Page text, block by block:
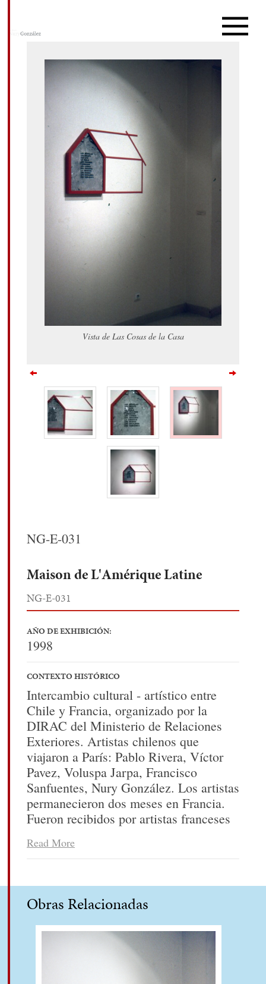
Vista de Las Cosas de la Casa
NG-E-031
Maison de L'Amérique Latine
NG-E-031
AÑO DE EXHIBICIÓN:
1998
CONTEXTO HISTÓRICO
Intercambio cultural - artístico entre
Chile y Francia, organizado por la
DIRAC del Ministerio de Relaciones
Exteriores. Artistas chilenos que
viajaron a París: Pablo Rivera, Víctor
Pavez, Voluspa Jarpa, Francisco
Sanfuentes, Nury González. Los artistas
permanecieron dos meses en Francia.
Fueron recibidos por artistas franceses
Chile, también de intercambio,
realizando una exposición conjunta en
Parque Forestal.
Read More
Obras Relacionadas